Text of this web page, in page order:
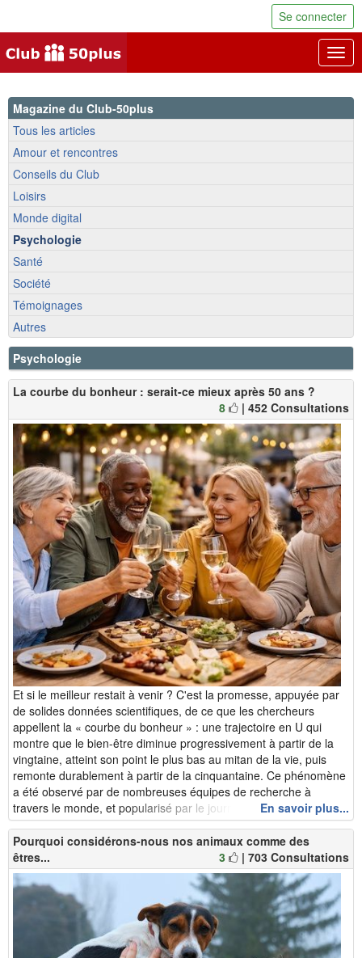
Se connecter
Magazine du Club-50plus
Tous les articles
Amour et rencontres
Conseils du Club
Loisirs
Monde digital
Psychologie
Santé
Société
Témoignages
Autres
Psychologie
La courbe du bonheur : serait-ce mieux après 50 ans ?
8
| 452 Consultations
Et si le meilleur restait à venir ? C'est la promesse, appuyée par
de solides données scientifiques, de ce que les chercheurs
appellent la « courbe du bonheur » : une trajectoire en U qui
montre que le bien-être diminue progressivement à partir de la
vingtaine, atteint son point le plus bas au mitan de la vie, puis
remonte durablement à partir de la cinquantaine. Ce phénomène
a été observé par de nombreuses équipes de recherche à
travers le monde, et popularisé par le journaliste am...En savoir plus...
Pourquoi considérons-nous nos animaux comme des
êtres...
3 | 703 Consultations